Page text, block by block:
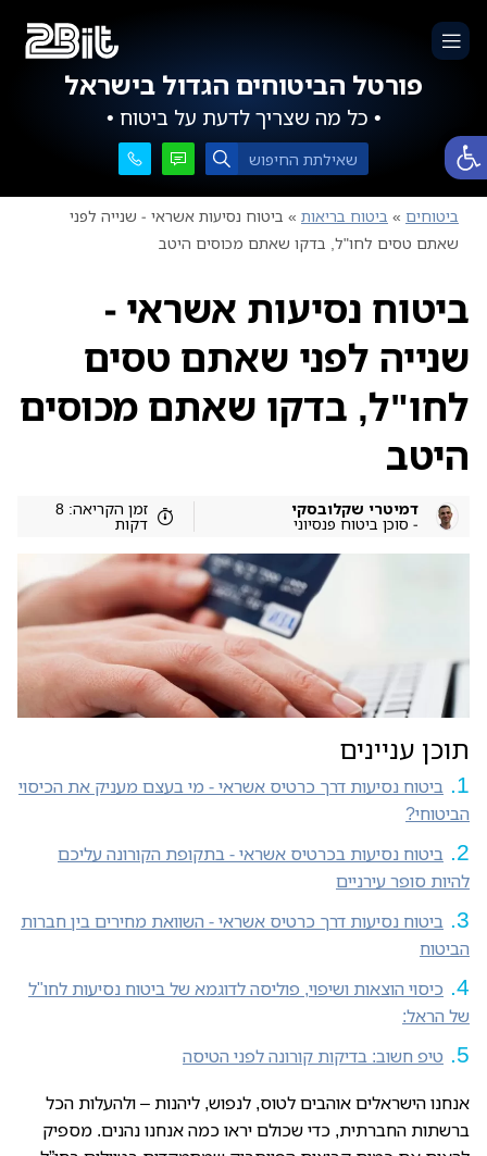
פתח סרגל נגישות
פורטל הביטוחים הגדול בישראל
• כל מה שצריך לדעת על ביטוח •
ביטוחים » ביטוח בריאות » ביטוח נסיעות אשראי - שנייה לפני
שאתם טסים לחו"ל, בדקו שאתם מכוסים היטב
ביטוח נסיעות אשראי -
שנייה לפני שאתם טסים
לחו"ל, בדקו שאתם מכוסים
היטב
דמיטרי שקלובסקי
- סוכן ביטוח פנסיוני
זמן הקריאה: 8
דקות
תוכן עניינים
ביטוח נסיעות דרך כרטיס אשראי - מי בעצם מעניק את הכיסוי
הביטוחי?
ביטוח נסיעות בכרטיס אשראי - בתקופת הקורונה עליכם
להיות סופר עירניים
ביטוח נסיעות דרך כרטיס אשראי - השוואת מחירים בין חברות
הביטוח
כיסוי הוצאות ושיפוי, פוליסה לדוגמא של ביטוח נסיעות לחו"ל
של הראל:
טיפ חשוב: בדיקות קורונה לפני הטיסה
אנחנו הישראלים אוהבים לטוס, לנפוש, ליהנות – ולהעלות הכל
ברשתות החברתית, כדי שכולם יראו כמה אנחנו נהנים. מספיק